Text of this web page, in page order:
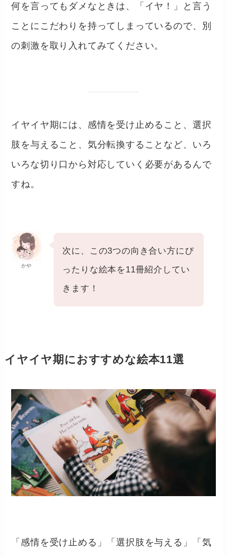
何を言ってもダメなときは、「イヤ！」と言う
ことにこだわりを持ってしまっているので、別
の刺激を取り入れてみてください。
イヤイヤ期には、感情を受け止めること、選択
肢を与えること、気分転換することなど、いろ
いろな切り口から対応していく必要があるんで
すね。
かや
次に、この3つの向き合い方にぴ
ったりな絵本を11冊紹介してい
きます！
イヤイヤ期におすすめな絵本11選
「感情を受け止める」「選択肢を与える」「気